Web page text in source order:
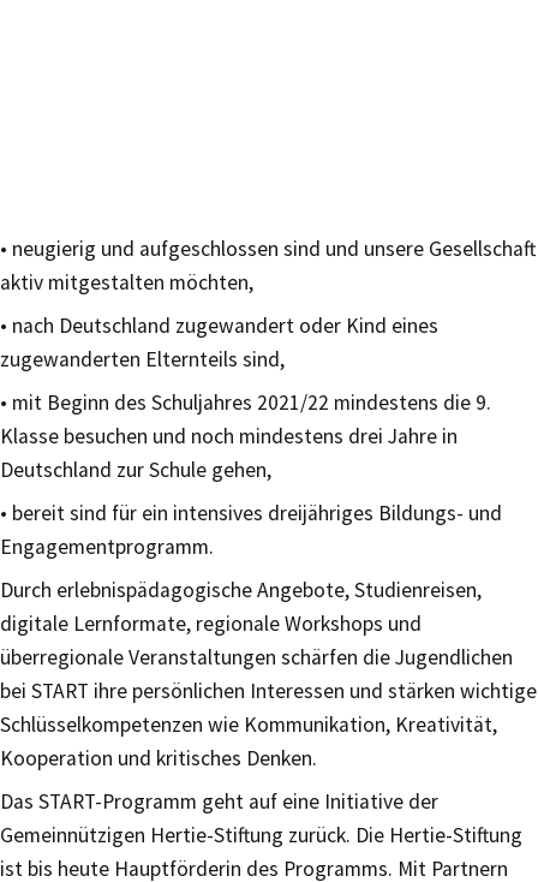
• neugierig und aufgeschlossen sind und unsere Gesellschaft
aktiv mitgestalten möchten,
• nach Deutschland zugewandert oder Kind eines
zugewanderten Elternteils sind,
• mit Beginn des Schuljahres 2021/22 mindestens die 9.
Klasse besuchen und noch mindestens drei Jahre in
Deutschland zur Schule gehen,
• bereit sind für ein intensives dreijähriges Bildungs- und
Engagementprogramm.
Durch erlebnispädagogische Angebote, Studienreisen,
digitale Lernformate, regionale Workshops und
überregionale Veranstaltungen schärfen die Jugendlichen
bei START ihre persönlichen Interessen und stärken wichtige
Schlüsselkompetenzen wie Kommunikation, Kreativität,
Kooperation und kritisches Denken.
Das START-Programm geht auf eine Initiative der
Gemeinnützigen Hertie-Stiftung zurück. Die Hertie-Stiftung
ist bis heute Hauptförderin des Programms. Mit Partnern